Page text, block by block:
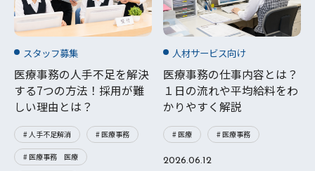
スタッフ募集
医療事務の人手不足を解決
する7つの方法！採用が難
しい理由とは？
# 人手不足解消 # 医療事務
# 医療事務 医療
人材サービス向け
医療事務の仕事内容とは？
１日の流れや平均給料をわ
かりやすく解説
# 医療 # 医療事務
2026.06.12